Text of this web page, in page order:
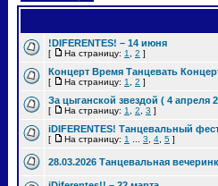
!DIFERENTES! – 14 июня
[ На страницу: 1 2 ]
Концерт Время Танцевать
[ На страницу: 1 2 ]
За цыганской звездой ( 4 апреля
[ На страницу: 1 2 3 ]
iDIFERENTES! Танцевальный
[ На страницу: 1 3 4 5 ]
28.03.2026 Танцевальная